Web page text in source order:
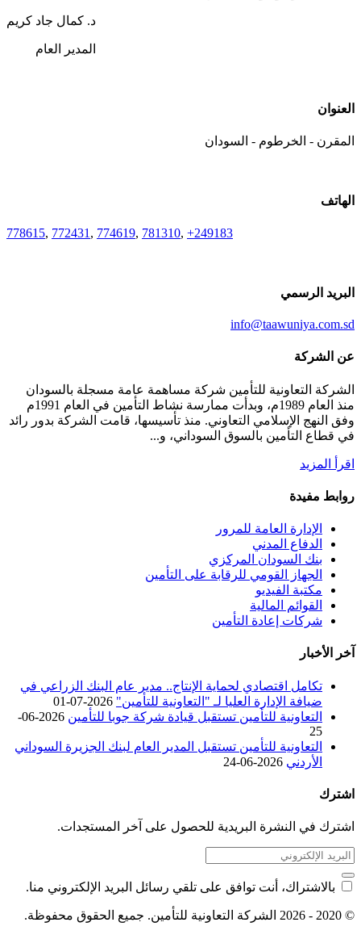
د. كمال جاد كريم
المدير العام
العنوان
المقرن - الخرطوم - السودان
الهاتف
778615, 772431 , 774619, 781310, +249183
البريد الرسمي
info@taawuniya.com.sd
عن الشركة
الشركة التعاونية للتأمين شركة مساهمة عامة مسجلة بالسودان
منذ العام 1989م، وبدأت ممارسة نشاط التأمين في العام 1991م
وفق النهج الإسلامي التعاوني. منذ تأسيسها، قامت الشركة بدور رائد
في قطاع التأمين بالسوق السوداني، و...
اقرأ المزيد
روابط مفيدة
الإدارة العامة للمرور
الدفاع المدني
بنك السودان المركزي
الجهاز القومي للرقابة على التأمين
مكتبة الفيديو
القوائم المالية
شركات إعادة التأمين
آخر الأخبار
تكامل اقتصادي لحماية الإنتاج.. مدير عام البنك الزراعي في
ضيافة الإدارة العليا لـ "التعاونية للتأمين" 2026-07-01
التعاونية للتأمين تستقبل قيادة شركة جوبا للتأمين
2026-06-
25
التعاونية للتأمين تستقبل المدير العام لبنك الجزيرة السوداني
الأردني 2026-06-24
اشترك
اشترك في النشرة البريدية للحصول على آخر المستجدات.
بالاشتراك، أنت توافق على تلقي رسائل البريد الإلكتروني منا.
© 2020 - 2026 الشركة التعاونية للتأمين. جميع الحقوق محفوظة.